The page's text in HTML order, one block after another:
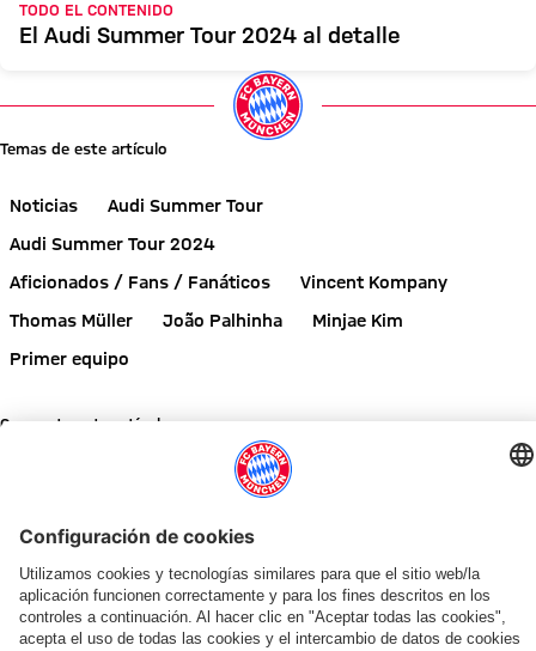
TODO EL CONTENIDO
El Audi Summer Tour 2024 al detalle
Temas de este artículo
Noticias
Audi Summer Tour
Audi Summer Tour 2024
Aficionados / Fans / Fanáticos
Vincent Kompany
Thomas Müller
João Palhinha
Minjae Kim
Primer equipo
Comparte este artículo
NOTICIAS RELACIONADAS
ENTREVISTA
VÍDEO
ENTREVISTA
Vincent
«AUDI SUMMER TOUR» CON CIFRA RÉCORD DE INGRESOS
VÍDEO
Llamamiento
EVENTO DE PAULANER EN HONG KONG
Herbert
Hainer:
NUEVO LOOK DE ADIDAS
Minjae,
Brown
AUDI SUMMER TOUR 2026
Resumen:
Así
FINAL DE LA GIRA POR ASIA
Victorias,
alcance
TRAS EL AUDI FOOTBALL
Vincent
Kompany:
EN EL KAI TAK STADIUM
Por
qué